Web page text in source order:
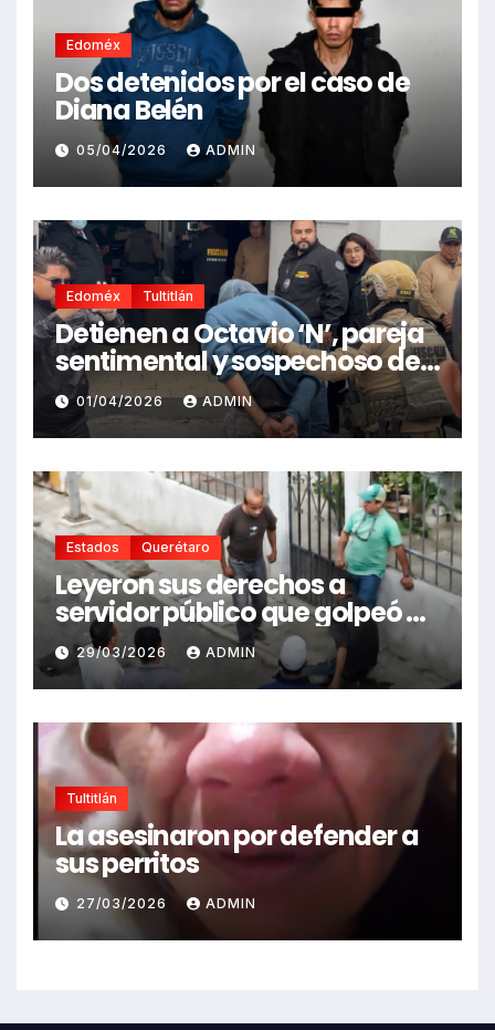
Edoméx
Dos detenidos por el caso de
Diana Belén
05/04/2026 ADMIN
Edoméx Tultitlán
Detienen a Octavio ‘N’, pareja
sentimental y sospechoso de
privar de la vida a Diana Belén.
01/04/2026 ADMIN
Estados Querétaro
Leyeron sus derechos a
servidor público que golpeó a
comerciantes
29/03/2026 ADMIN
Tultitlán
La asesinaron por defender a
sus perritos
27/03/2026 ADMIN